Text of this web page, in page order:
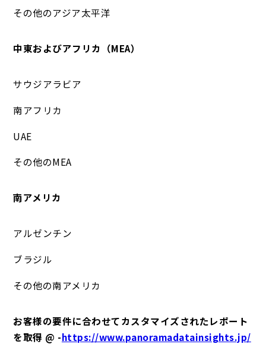
その他のアジア太平洋
中東およびアフリカ（MEA）
サウジアラビア
南アフリカ
UAE
その他のMEA
南アメリカ
アルゼンチン
ブラジル
その他の南アメリカ
お客様の要件に合わせてカスタマイズされたレポート
を取得 @ -https://www.panoramadatainsights.jp/